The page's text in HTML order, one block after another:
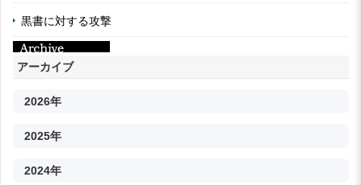
黒書に対する攻撃
アーカイブ
2026年
2025年
2024年